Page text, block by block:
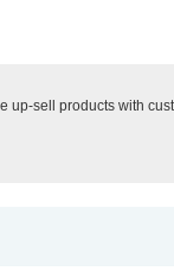
sell products with